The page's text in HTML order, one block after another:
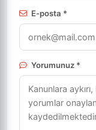
E-posta *
Yorumunuz *